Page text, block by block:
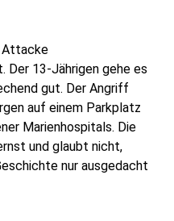
Attacke
Der 13-Jährigen gehe es
gut. Der Angriff
auf einem Parkplatz
Marienhospitals. Die
und glaubt nicht,
nur ausgedacht